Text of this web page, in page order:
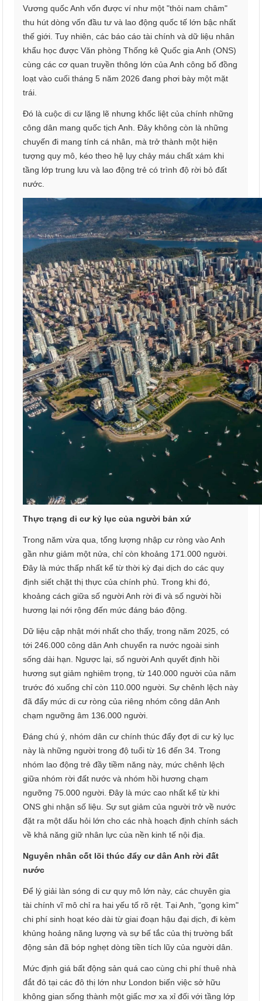
Vương quốc Anh vốn được ví như một "thỏi nam châm"
thu hút dòng vốn đầu tư và lao động quốc tế lớn bậc nhất
thế giới. Tuy nhiên, các báo cáo tài chính và dữ liệu nhân
khẩu học được Văn phòng Thống kê Quốc gia Anh (ONS)
cùng các cơ quan truyền thông lớn của Anh công bố đồng
loạt vào cuối tháng 5 năm 2026 đang phơi bày một mặt
trái.
Đó là cuộc di cư lặng lẽ nhưng khốc liệt của chính những
công dân mang quốc tịch Anh. Đây không còn là những
chuyến đi mang tính cá nhân, mà trở thành một hiện
tượng quy mô, kéo theo hệ lụy chảy máu chất xám khi
tầng lớp trung lưu và lao động trẻ có trình độ rời bỏ đất
nước.
Thực trạng di cư kỷ lục của người bản xứ
Trong năm vừa qua, tổng lượng nhập cư ròng vào Anh
gần như giảm một nửa, chỉ còn khoảng 171.000 người.
Đây là mức thấp nhất kể từ thời kỳ đại dịch do các quy
định siết chặt thị thực của chính phủ. Trong khi đó,
khoảng cách giữa số người Anh rời đi và số người hồi
hương lại nới rộng đến mức đáng báo động.
Dữ liệu cập nhật mới nhất cho thấy, trong năm 2025, có
tới 246.000 công dân Anh chuyển ra nước ngoài sinh
sống dài hạn. Ngược lại, số người Anh quyết định hồi
hương sụt giảm nghiêm trọng, từ 140.000 người của năm
trước đó xuống chỉ còn 110.000 người. Sự chênh lệch này
đã đẩy mức di cư ròng của riêng nhóm công dân Anh
chạm ngưỡng âm 136.000 người.
Đáng chú ý, nhóm dân cư chính thúc đẩy đợt di cư kỷ lục
này là những người trong độ tuổi từ 16 đến 34. Trong
nhóm lao động trẻ đầy tiềm năng này, mức chênh lệch
giữa nhóm rời đất nước và nhóm hồi hương chạm
ngưỡng 75.000 người. Đây là mức cao nhất kể từ khi
ONS ghi nhận số liệu. Sự sụt giảm của người trở về nước
đặt ra một dấu hỏi lớn cho các nhà hoạch định chính sách
về khả năng giữ nhân lực của nền kinh tế nội địa.
Nguyên nhân cốt lõi thúc đẩy cư dân Anh rời đất
nước
Để lý giải làn sóng di cư quy mô lớn này, các chuyên gia
tài chính vĩ mô chỉ ra hai yếu tố rõ rệt. Tại Anh, "gọng kìm"
chi phí sinh hoạt kéo dài từ giai đoạn hậu đại dịch, đi kèm
khủng hoảng năng lượng và sự bế tắc của thị trường bất
động sản đã bóp nghẹt dòng tiền tích lũy của người dân.
Mức định giá bất động sản quá cao cùng chi phí thuê nhà
đắt đỏ tại các đô thị lớn như London biến việc sở hữu
không gian sống thành một giấc mơ xa xỉ đối với tầng lớp